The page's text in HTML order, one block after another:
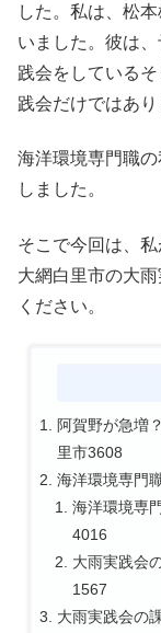
した。私は、松
いました。彼は
践会をしている
践会だけではあり
海洋環境専門職
しました。
そこで今回は、
大網白里市の大
ください。
阿賀野が急増
里市3608
海洋環境専門
海洋環境専
4016
大雨実践会
1567
大雨実践会の